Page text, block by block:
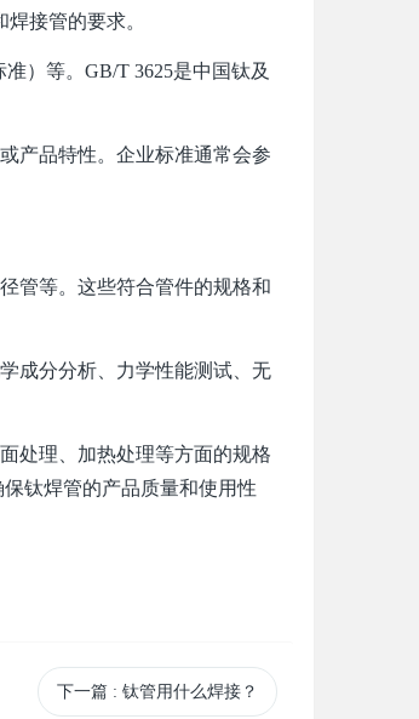
接管的要求。
）等。GB/T 3625是中国钛及
产品特性。企业标准通常会参
管等。这些符合管件的规格和
成分分析、力学性能测试、无
处理、加热处理等方面的规格
钛焊管的产品质量和使用性
下一篇 : 钛管用什么焊接？